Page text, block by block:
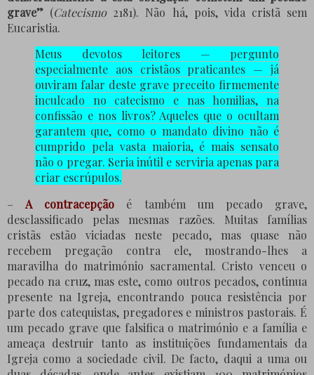
grave” (Catecismo2181). Não há, pois, vida cristã sem
Eucaristia.
Meus devotos leitores — pergunto
especialmente aos cristãos praticantes — já
ouviram falar deste grave preceito firmemente
inculcado no catecismo e nas homilias, na
confissão e nos livros? Aqueles que o ocultam
garantem que, como o mandato divino não é
cumprido pela vasta maioria, é mais sensato
não o pregar. Seria inútil e serviria apenas para
criar escrúpulos.
–A contracepção é também um pecado grave,
desclassificado pelas mesmas razões. Muitas famílias
cristãs estão viciadas neste pecado, mas quase não
recebem pregação contra ele, mostrando-lhes a
maravilha do matrimónio sacramental. Cristo venceu o
pecado na cruz, mas este, como outros pecados, continua
presente na Igreja, encontrando pouca resistência por
parte dos catequistas, pregadores e ministros pastorais. É
um pecado grave que falsifica o matrimónio e a família e
ameaça destruir tanto as instituições fundamentais da
Igreja como a sociedade civil. De facto, daqui a uma ou